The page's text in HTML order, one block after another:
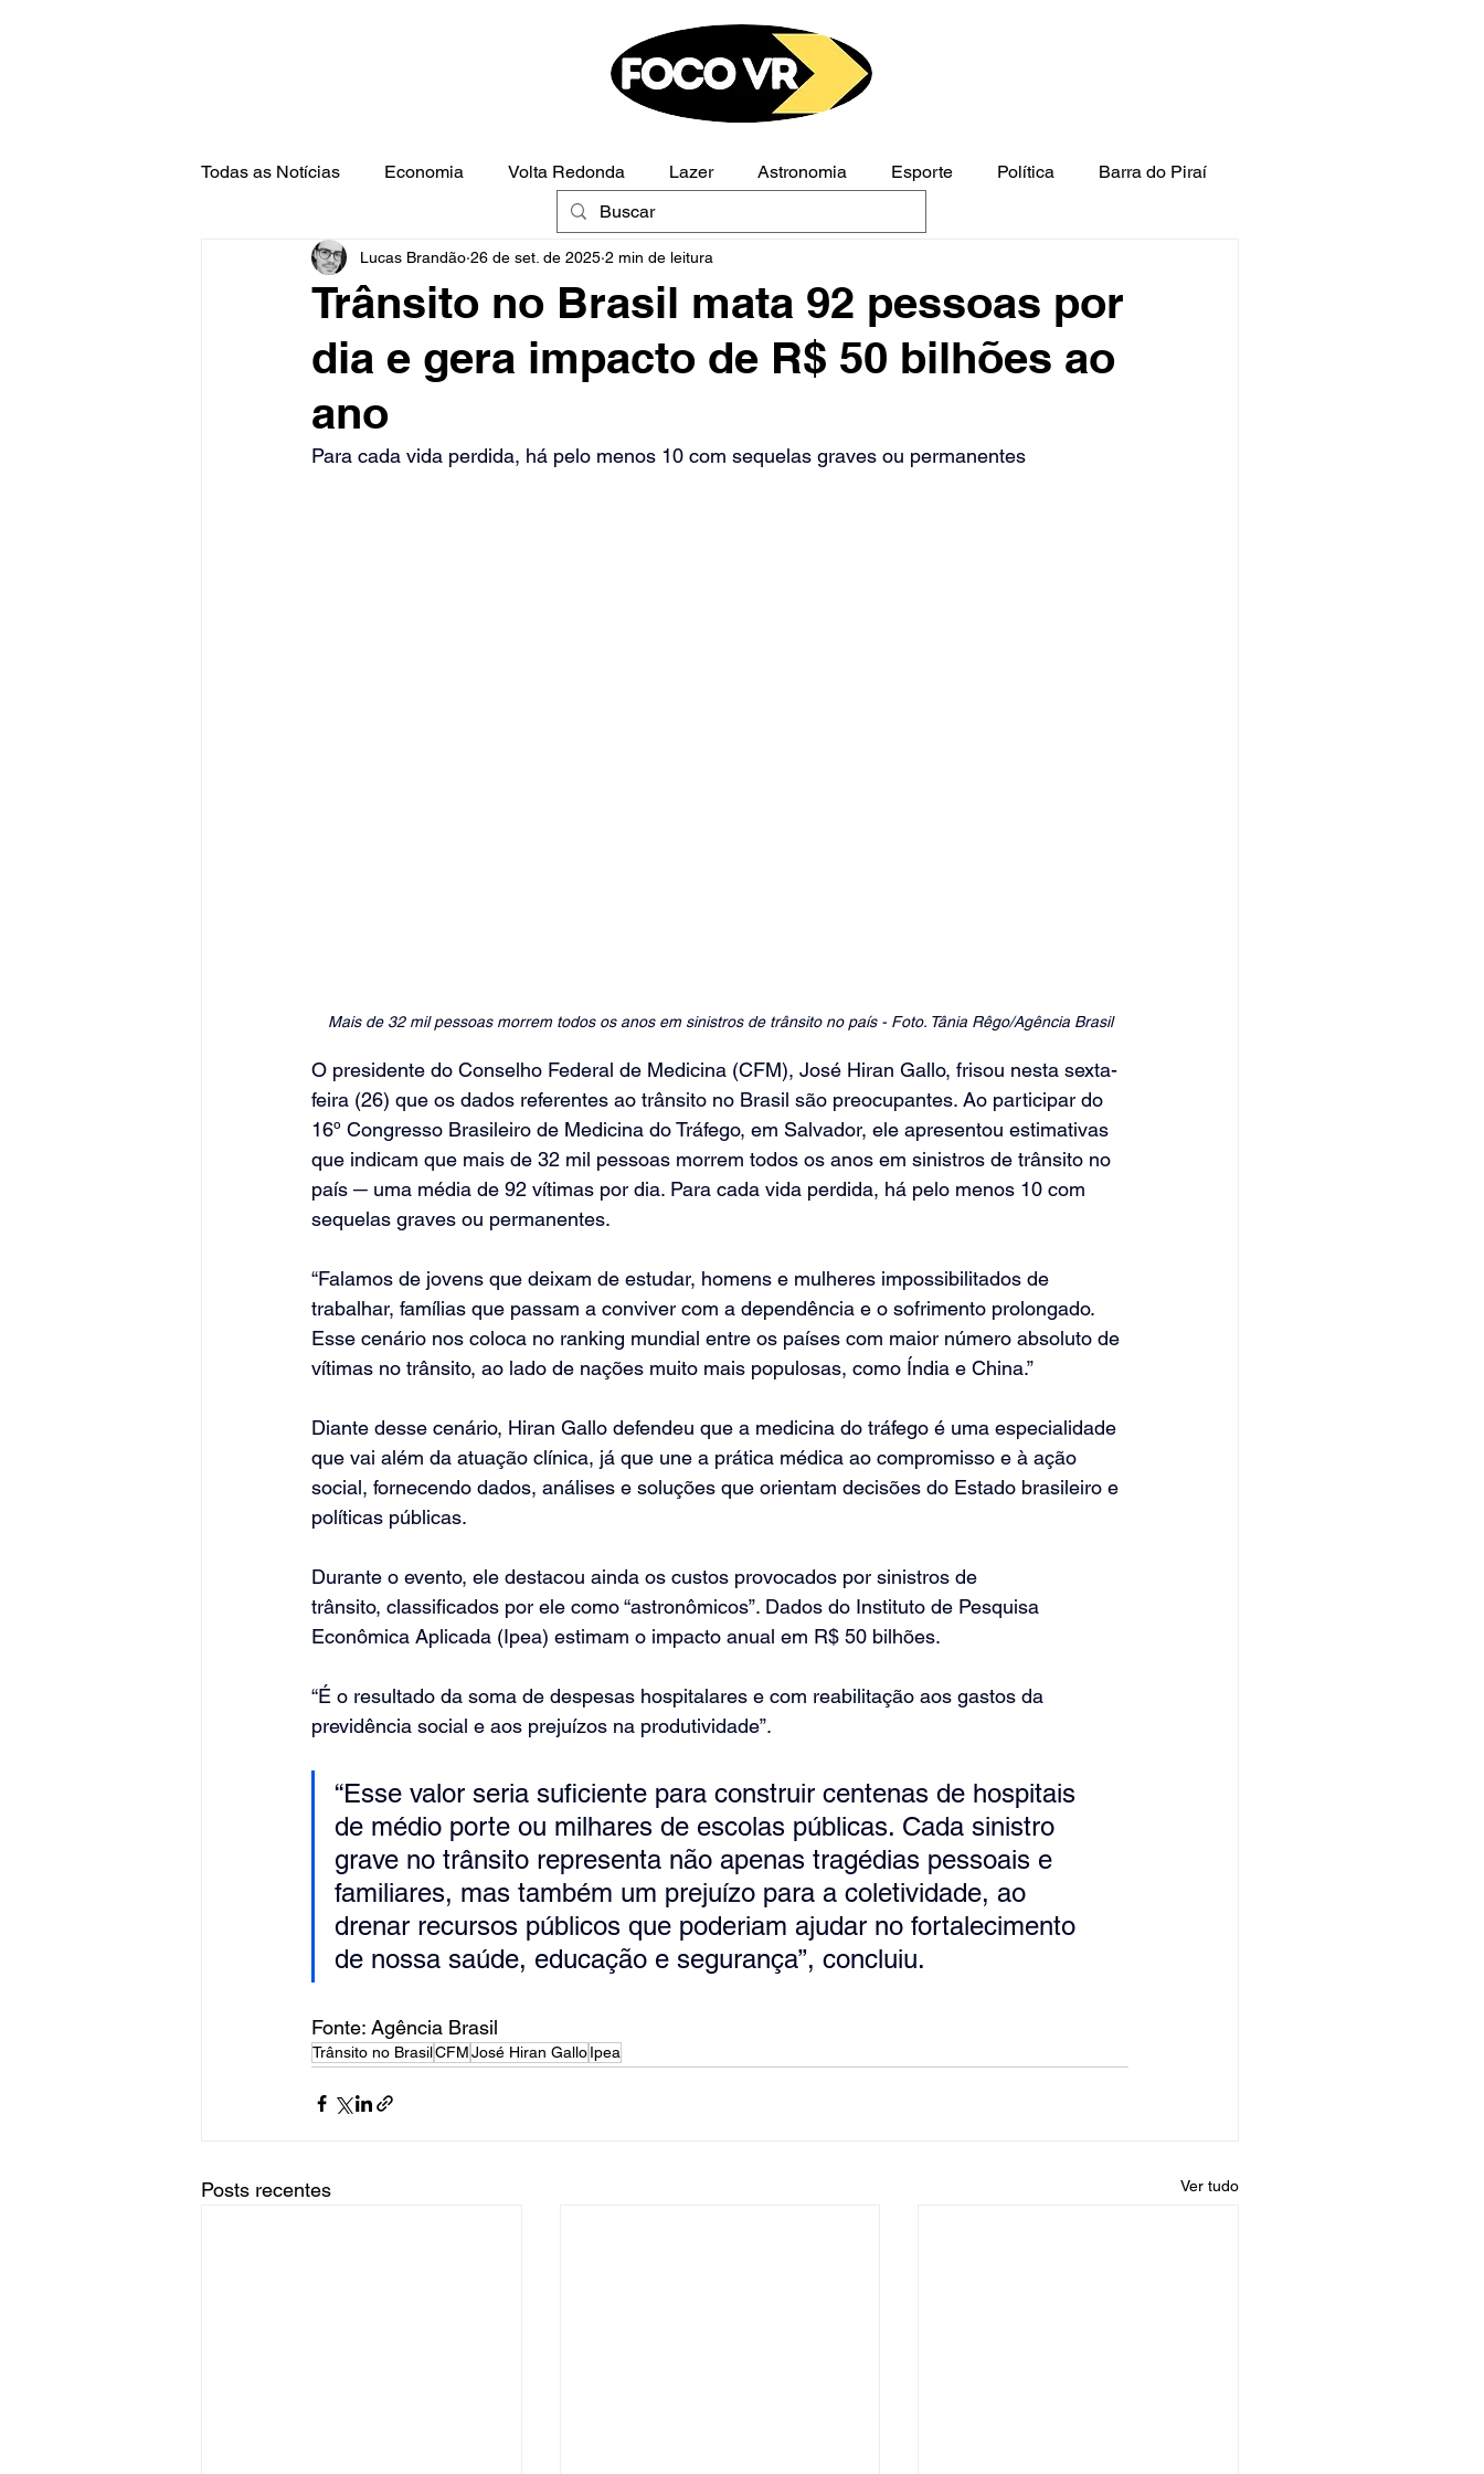
Todas as Notícias Economia Volta Redonda Lazer Astronomia Esporte Política Barra do Piraí
Barra Mansa Pinheiral Polícia Opinião
Trânsito no Brasil mata 92 pessoas por
dia e gera impacto de R$ 50 bilhões ao
ano
Lucas Brandão 26 de set. de 2025 2 min de leitura
Para cada vida perdida, há pelo menos 10 com sequelas graves ou permanentes
Mais de 32 mil pessoas morrem todos os anos em sinistros de trânsito no país - Foto: Tânia Rêgo/Agência Brasil
O presidente do Conselho Federal de Medicina (CFM), José Hiran Gallo, frisou nesta sexta-
feira (26) que os dados referentes ao trânsito no Brasil são preocupantes. Ao participar do
16º Congresso Brasileiro de Medicina do Tráfego, em Salvador, ele apresentou estimativas
que indicam que mais de 32 mil pessoas morrem todos os anos em sinistros de trânsito no
país ─ uma média de 92 vítimas por dia. Para cada vida perdida, há pelo menos 10 com
sequelas graves ou permanentes.
“Falamos de jovens que deixam de estudar, homens e mulheres impossibilitados de
trabalhar, famílias que passam a conviver com a dependência e o sofrimento prolongado.
Esse cenário nos coloca no ranking mundial entre os países com maior número absoluto de
vítimas no trânsito, ao lado de nações muito mais populosas, como Índia e China.”
Diante desse cenário, Hiran Gallo defendeu que a medicina do tráfego é uma especialidade
que vai além da atuação clínica, já que une a prática médica ao compromisso e à ação
social, fornecendo dados, análises e soluções que orientam decisões do Estado brasileiro e
políticas públicas.
Durante o evento, ele destacou ainda os custos provocados por sinistros de
trânsito, classificados por ele como “astronômicos”. Dados do Instituto de Pesquisa
Econômica Aplicada (Ipea) estimam o impacto anual em R$ 50 bilhões.
“É o resultado da soma de despesas hospitalares e com reabilitação aos gastos da
previdência social e aos prejuízos na produtividade”.
“Esse valor seria suficiente para construir centenas de hospitais
de médio porte ou milhares de escolas públicas. Cada sinistro
grave no trânsito representa não apenas tragédias pessoais e
familiares, mas também um prejuízo para a coletividade, ao
drenar recursos públicos que poderiam ajudar no fortalecimento
de nossa saúde, educação e segurança”, concluiu.
Fonte: Agência Brasil
Trânsito no BrasilCFMJosé Hiran GalloIpea
Posts recentes Ver tudo